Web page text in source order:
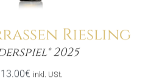
Riesling
2025
13.00€ inkl. USt.
Menge